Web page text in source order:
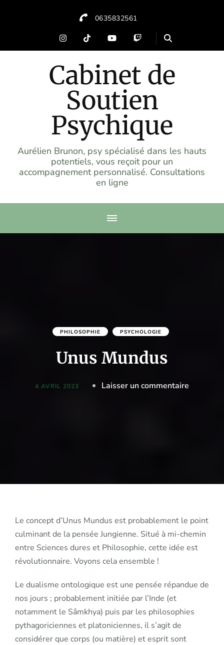
0635832561
Cabinet de
Soutien
Psychique
Aurélien Brunon, psy spécialisé dans les hauts
potentiels, vous reçoit pour un
accompagnement personnalisé. Consultations
en ligne
PHILOSOPHIE PSYCHOLOGIE
Unus Mundus
4 AVRIL 2023 Laisser un commentaire
Le concept d’Unus Mundus est probablement le point
culminant de la pensée Jungienne. Situé à mi-chemin
entre Sciences dures et Philosophie, cette idée est
révolutionnaire. Voyons cela ensemble !
Le dualisme ontologique est une pensée répandue de
nos jours ; probablement initiée par l’Inde (et
notamment le Sâmkhya) puis par les philosophies
pythagoriciennes et platoniciennes, il s’agit de
considérer que corps (ou matière) et esprit sont